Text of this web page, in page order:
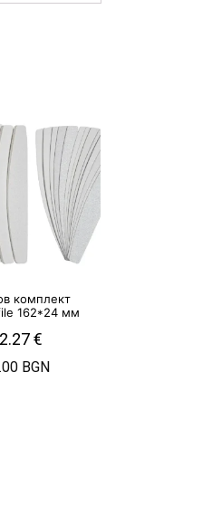
комплект
162*24 мм
€
BGN